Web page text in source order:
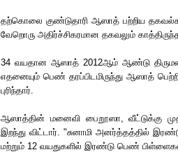
தற்கொலை குண்டுதாரி ஆஸாத் பற்றிய
வேறொரு அதிர்ச்சிகரமான தகவலும்
34 வயதான ஆஸாத் 2012ஆம் ஆண்டு
எதனையும் பெண் தரப்பிடமிருந்து ஆஸாத்
புரிந்தார்.
ஆஸாத்தின் மனைவி பைறூஸா, வீட்டுக்கு
இறந்து விட்டார். "சுனாமி அனர்த்தத்தில்
மற்றும் 12 வயதுகளில் இரண்டு பெண்